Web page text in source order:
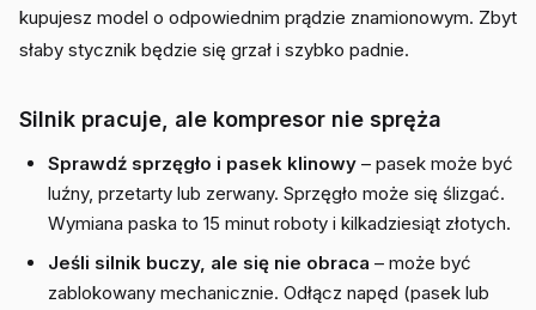
kupujesz model o odpowiednim prądzie znamionowym. Zbyt
słaby stycznik będzie się grzał i szybko padnie.
Silnik pracuje, ale kompresor nie spręża
Sprawdź sprzęgło i pasek klinowy – pasek może być
luźny, przetarty lub zerwany. Sprzęgło może się ślizgać.
Wymiana paska to 15 minut roboty i kilkadziesiąt złotych.
Jeśli silnik buczy, ale się nie obraca – może być
zablokowany mechanicznie. Odłącz napęd (pasek lub